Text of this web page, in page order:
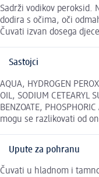
Sadrži vodikov peroksid.
dodira s očima, oči
Čuvati izvan dosega
Sastojci
AQUA, HYDROGEN
OIL, SODIUM CETEARYL
BENZOATE,
mogu se razlikovati od
Upute za pohranu
Čuvati u hladnom i